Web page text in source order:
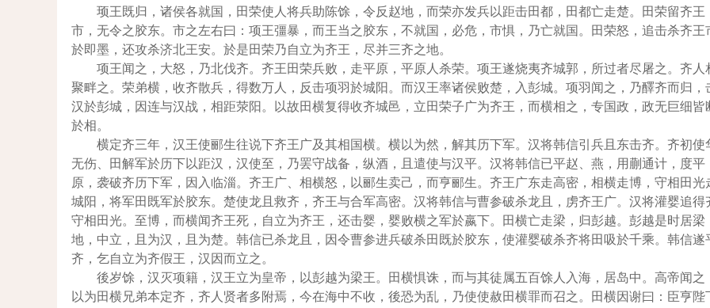
顼王既归，诸侯各就国，田荣使人将兵助陈馀，令反赵地，而荣亦发兵以距击田都，田都亡走楚。田荣留齐王
市，无令之胶东。市之左右曰：项王彊暴，而王当之胶东，不就国，必危，市惧，乃亡就国。田荣怒，追击杀齐王
於即墨，还攻杀济北王安。於是田荣乃自立为齐王，尽并三齐之地。
项王闻之，大怒，乃北伐齐。齐王田荣兵败，走平原，平原人杀荣。项王遂烧夷齐城郭，所过者尽屠之。齐人
聚畔之。荣弟横，收齐散兵，得数万人，反击项羽於城阳。而汉王率诸侯败楚，入彭城。项羽闻之，乃醳齐而归，
汉於彭城，因连与汉战，相距荥阳。以故田横复得收齐城邑，立田荣子广为齐王，而横相之，专国政，政无巨细皆
於相。
横定齐三年，汉王使郦生往说下齐王广及其相国横。横以为然，解其历下军。汉将韩信引兵且东击齐。齐初使
无伤、田解军於历下以距汉，汉使至，乃罢守战备，纵酒，且遣使与汉平。汉将韩信已平赵、燕，用蒯通计，度平
原，袭破齐历下军，因入临淄。齐王广、相横怒，以郦生卖己，而亨郦生。齐王广东走高密，相横走博，守相田光
城阳，将军田既军於胶东。楚使龙且救齐，齐王与合军高密。汉将韩信与曹参破杀龙且，虏齐王广。汉将灌婴追得
守相田光。至博，而横闻齐王死，自立为齐王，还击婴，婴败横之军於嬴下。田横亡走梁，归彭越。彭越是时居梁
地，中立，且为汉，且为楚。韩信已杀龙且，因令曹参进兵破杀田既於胶东，使灌婴破杀齐将田吸於千乘。韩信遂
齐，乞自立为齐假王，汉因而立之。
後岁馀，汉灭项籍，汉王立为皇帝，以彭越为梁王。田横惧诛，而与其徒属五百馀人入海，居岛中。高帝闻之
以为田横兄弟本定齐，齐人贤者多附焉，今在海中不收，後恐为乱，乃使使赦田横罪而召之。田横因谢曰：臣亨陛